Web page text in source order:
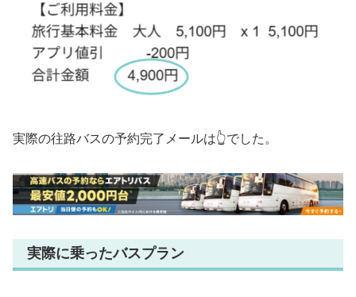
実際の往路バスの予約完了メールは👆でした。
実際に乗ったバスプラン